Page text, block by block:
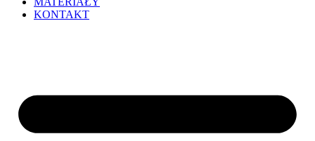
KONTAKT